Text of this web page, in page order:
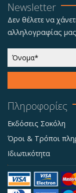
Newsletter
Δεν θέλετε να
αλληλογραφίας
Πληροφορίες
Εκδόσεις Σοκόλη
Όροι & Τρόποι
Ιδιωτικότητα